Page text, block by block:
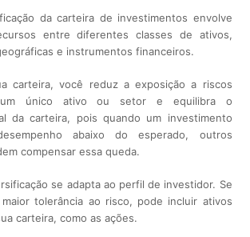
da carteira de investimentos envolve
entre diferentes classes de ativos,
e instrumentos financeiros.
carteira, você reduz a exposição a riscos
único ativo ou setor e equilibra o
da carteira, pois quando um investimento
abaixo do esperado, outros
compensar essa queda.
se adapta ao perfil de investidor. Se
tolerância ao risco, pode incluir ativos
carteira, como as ações.